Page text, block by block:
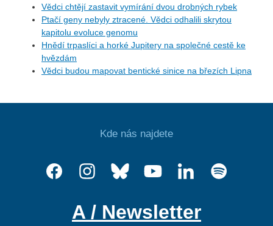
Vědci chtějí zastavit vymírání dvou drobných rybek
Ptačí geny nebyly ztracené. Vědci odhalili skrytou
kapitolu evoluce genomu
Hnědí trpaslíci a horké Jupitery na společné cestě ke
hvězdám
Vědci budou mapovat bentické sinice na březích Lipna
Kde nás najdete
A / Newsletter